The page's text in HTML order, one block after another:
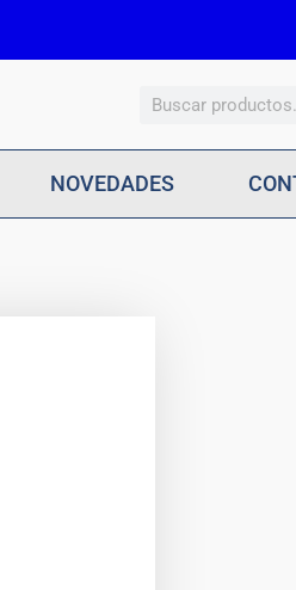
Search
NOVEDADES